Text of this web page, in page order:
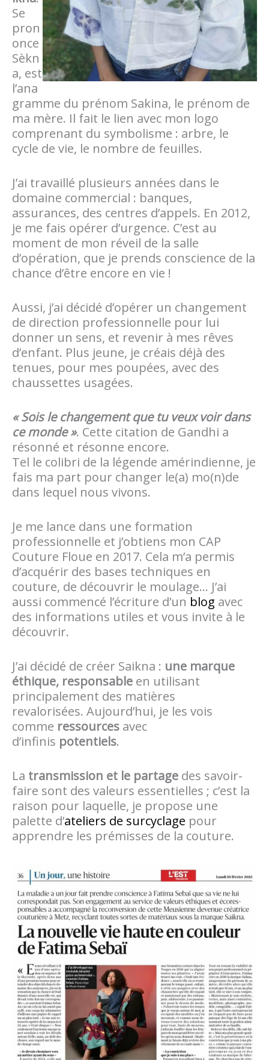
Se
pron
once
Sèkn
a, est
l’ana
gramme du prénom Sakina, le prénom de
ma mère. Il fait le lien avec mon logo
comprenant du symbolisme : arbre, le
cycle de vie, le nombre de feuilles.
J’ai travaillé plusieurs années dans le
domaine commercial : banques,
assurances, des centres d’appels. En 2012,
je me fais opérer d’urgence. C’est au
moment de mon réveil de la salle
d’opération, que je prends conscience de la
chance d’être encore en vie !
Aussi, j’ai décidé d’opérer un changement
de direction professionnelle pour lui
donner un sens, et revenir à mes rêves
d’enfant. Plus jeune, je créais déjà des
tenues, pour mes poupées, avec des
chaussettes usagées.
« Sois le changement que tu veux voir dans
ce monde ». Cette citation de Gandhi a
résonné et résonne encore.
Tel le colibri de la légende amérindienne, je
fais ma part pour changer le(a) mo(n)de
dans lequel nous vivons.
Je me lance dans une formation
professionnelle et j’obtiens mon CAP
Couture Floue en 2017. Cela m’a permis
d’acquérir des bases techniques en
couture, de découvrir le moulage… J’ai
aussi commencé l’écriture d’un blog avec
des informations utiles et vous invite à le
découvrir.
J’ai décidé de créer Saikna : une marque
éthique, responsable en utilisant
principalement des matières
revalorisées. Aujourd’hui, je les vois
comme ressources avec
d’infinis potentiels.
La transmission et le partage des savoir-
faire sont des valeurs essentielles ; c’est la
raison pour laquelle, je propose une
palette d’ateliers de surcyclage pour
apprendre les prémisses de la couture.